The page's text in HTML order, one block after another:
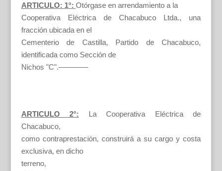
ARTICULO: 1°: Otórgase en arrendamiento a la
Cooperativa Eléctrica de Chacabuco Ltda., una
fracción ubicada en el
Cementerio de Castilla, Partido de Chacabuco,
identificada como Sección de
Nichos "C".————
ARTICULO 2°: La Cooperativa Eléctrica de
Chacabuco,
como contraprestación, construirá a su cargo y costa
exclusiva, en dicho
terreno,